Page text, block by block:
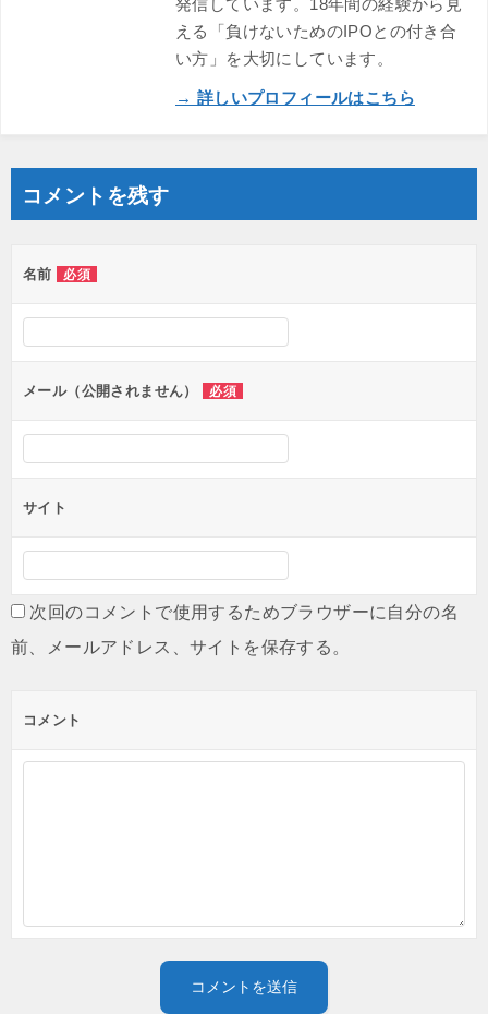
える「負けないためのIPOとの付き合
い方」を大切にしています。
→ 詳しいプロフィールはこちら
コメントを残す
名前 必須
メール（公開されません） 必須
サイト
次回のコメントで使用するためブラウザーに自分の名
前、メールアドレス、サイトを保存する。
コメント